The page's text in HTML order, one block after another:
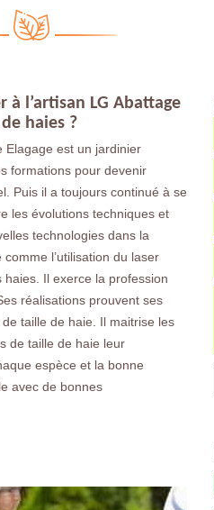
à l’artisan LG Abattage
haies ?
Elagage est un jardinier
formations pour devenir
Puis il a toujours continué à se
les évolutions techniques et
technologies dans la
l’utilisation du laser
Il exerce la profession
réalisations prouvent ses
taille de haie. Il maitrise les
de taille de haie leur
espèce et la bonne
avec de bonnes